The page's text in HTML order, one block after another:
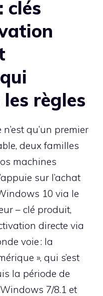
clés
règles
qu’un premier
deux familles
machines
sur l’achat
10 via le
– clé produit,
directe via
voie : la
», qui s’est
la période de
7/8.1 et